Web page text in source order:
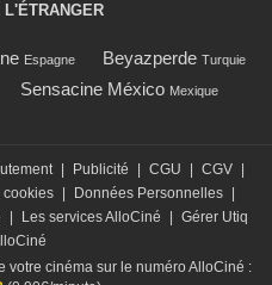
Espagne Beyazperde Turquie
Sensacine México Mexique
Publicité CGU CGV
cookies Données Personnelles
Les services AlloCiné
Gérer Utiq
votre cinéma sur le numéro AlloCiné :